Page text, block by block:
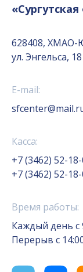
628408, ХМАО-
ул. Энгельса, 18
E-mail:
Касса:
+7 (3462) 52-18-
+7 (3462) 52-
Время работы:
Каждый день с
Перерыв с